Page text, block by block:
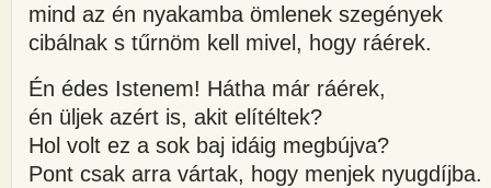
mind az én nyakamba ömlenek szegények
cibálnak s tűrnöm kell mivel, hogy ráérek.
Én édes Istenem! Hátha már ráérek,
én üljek azért is, akit elítéltek?
Hol volt ez a sok baj idáig megbújva?
Pont csak arra vártak, hogy menjek nyugdíjba.